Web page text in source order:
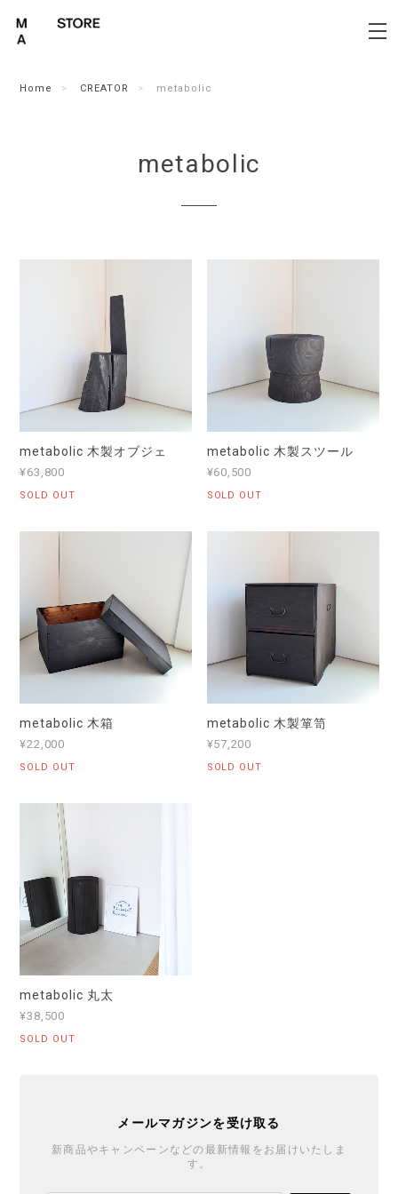
Home CREATOR metabolic
metabolic
metabolic 木製オブジェ
¥63,800
SOLD OUT
metabolic 木製スツール
¥60,500
SOLD OUT
metabolic 木箱
¥22,000
SOLD OUT
metabolic 木製箪笥
¥57,200
SOLD OUT
metabolic 丸太
¥38,500
SOLD OUT
メールマガジンを受け取る
新商品やキャンペーンなどの最新情報をお届けいたしま
す。